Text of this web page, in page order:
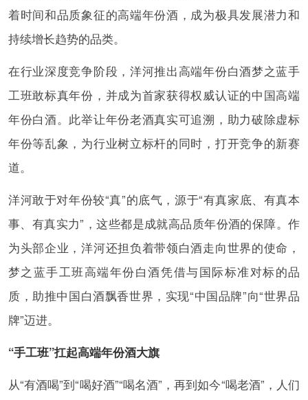
着时间和品质象征的高端年份酒，成为极具发展潜力和
持续增长趋势的品类。
在行业深度竞争阶段，洋河推出高端年份白酒梦之蓝手
工班敢标真年份，并成为首家获得权威认证的中国高端
年份白酒。此举让年份老酒真实可追溯，助力破除虚标
年份等乱象，为行业树立标杆的同时，打开竞争的新赛
道。
洋河敢于对年份较“真”的底气，源于“有真家底、有真本
事、有真实力”，这些都是成就高品质年份酒的保障。作
为头部企业，洋河还担负着带领白酒走向世界的使命，
梦之蓝手工班高端年份白酒凭借与国际标准对标的品
质，助推中国白酒飘香世界，实现“中国品牌”向“世界品
牌”迈进。
“手工班”扛起高端年份酒大旗
从“有酒喝”到“喝好酒”“喝名酒”，再到如今“喝老酒”，人们